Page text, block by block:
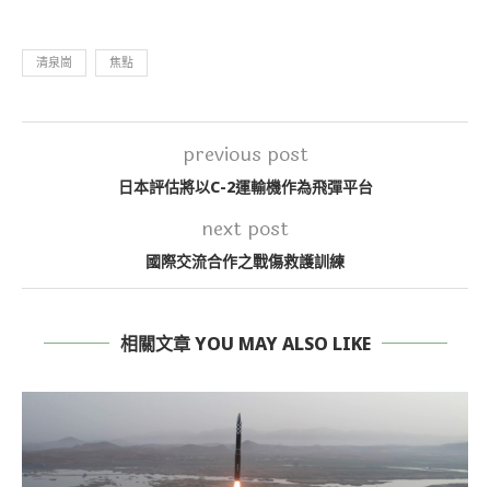
清泉崗 焦點
previous post
日本評估將以C-2運輸機作為飛彈平台
next post
國際交流合作之戰傷救護訓練
相關文章 YOU MAY ALSO LIKE